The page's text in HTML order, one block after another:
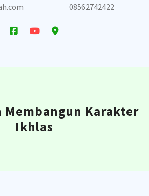
08562742422
Membangun Karakter
Ikhlas